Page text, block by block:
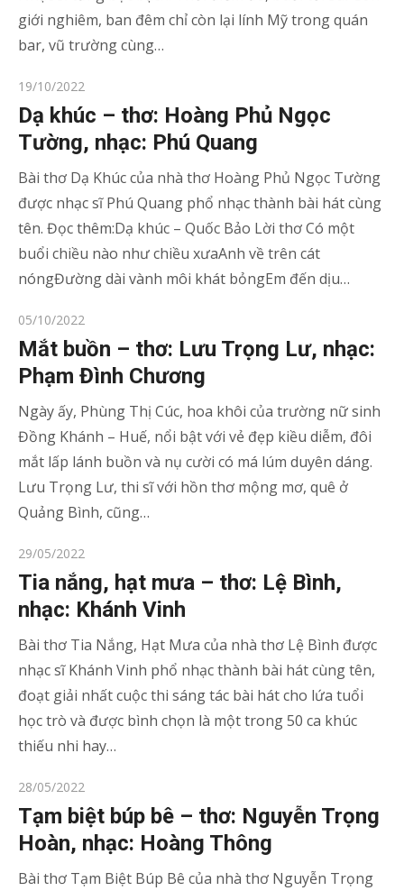
giới nghiêm, ban đêm chỉ còn lại lính Mỹ trong quán
bar, vũ trường cùng…
Posted
on
19/10/2022
Dạ khúc – thơ: Hoàng Phủ Ngọc
Tường, nhạc: Phú Quang
Bài thơ Dạ Khúc của nhà thơ Hoàng Phủ Ngọc Tường
được nhạc sĩ Phú Quang phổ nhạc thành bài hát cùng
tên. Đọc thêm:Dạ khúc – Quốc Bảo Lời thơ Có một
buổi chiều nào như chiều xưaAnh về trên cát
nóngĐường dài vành môi khát bỏngEm đến dịu…
Posted
on
05/10/2022
Mắt buồn – thơ: Lưu Trọng Lư, nhạc:
Phạm Đình Chương
Ngày ấy, Phùng Thị Cúc, hoa khôi của trường nữ sinh
Đồng Khánh – Huế, nổi bật với vẻ đẹp kiều diễm, đôi
mắt lấp lánh buồn và nụ cười có má lúm duyên dáng.
Lưu Trọng Lư, thi sĩ với hồn thơ mộng mơ, quê ở
Quảng Bình, cũng…
Posted
on
29/05/2022
Tia nắng, hạt mưa – thơ: Lệ Bình,
nhạc: Khánh Vinh
Bài thơ Tia Nắng, Hạt Mưa của nhà thơ Lệ Bình được
nhạc sĩ Khánh Vinh phổ nhạc thành bài hát cùng tên,
đoạt giải nhất cuộc thi sáng tác bài hát cho lứa tuổi
học trò và được bình chọn là một trong 50 ca khúc
thiếu nhi hay…
Posted
on
28/05/2022
Tạm biệt búp bê – thơ: Nguyễn Trọng
Hoàn, nhạc: Hoàng Thông
Bài thơ Tạm Biệt Búp Bê của nhà thơ Nguyễn Trọng